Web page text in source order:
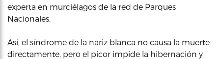
experta en murciélagos de la red de Parques
Nacionales.
Así, el síndrome de la nariz blanca no causa la muerte
directamente, pero el picor impide la hibernación y